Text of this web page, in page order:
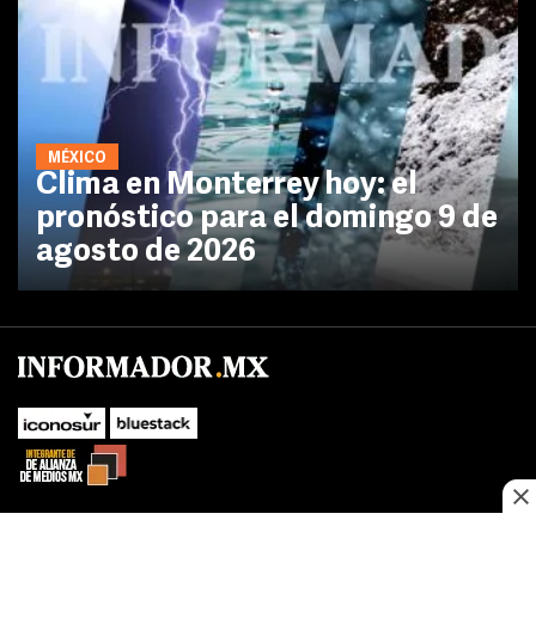
MÉXICO
Clima en Monterrey hoy: el
pronóstico para el domingo 9 de
agosto de 2026